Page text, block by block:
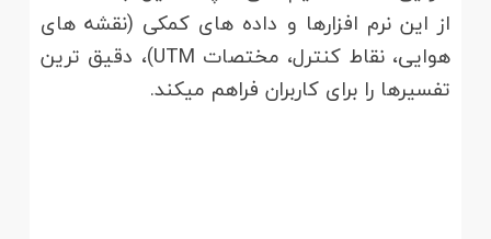
از این نرم افزارها و داده های کمکی (نقشه های
هوایی، نقاط کنترل، مختصات UTM)، دقیق ترین
تفسیرها را برای کاربران فراهم میکند.